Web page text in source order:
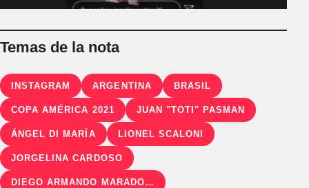
Temas de la nota
INSTAGRAM ARGENTINA BRASIL
COPA AMÉRICA 2021 JUAN "TOTI" PASMAN
ÁNGEL DI MARÍA LIONEL SCALONI
JORGELINA CARDOSO
DIEGO ARMANDO MARADONA